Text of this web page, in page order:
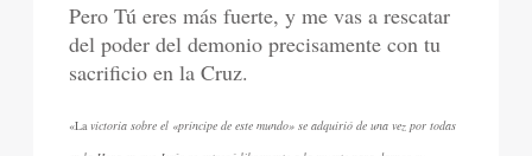
Pero Tú eres más fuerte, y me vas a rescatar
del poder del demonio precisamente con tu
sacrificio en la Cruz.
«Lavictoria sobre el «príncipe de este mundo» se adquirió de una vez por todas